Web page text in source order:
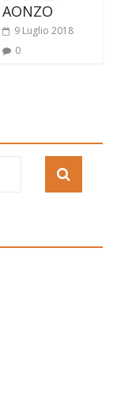
AONZO
9 Luglio 2018
0